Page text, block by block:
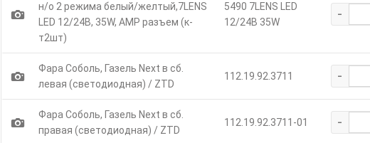
1
н/о 2 режима белый/желтый,7LENS
LED 12/24В, 35W, АМР разъем (к-
т2шт)
5490 7LENS LED
12/24В 35W
-
1
Фара Соболь, Газель Next в сб.
левая (светодиодная) / ZTD
112.19.92.3711 -
1
Фара Соболь, Газель Next в сб.
правая (светодиодная) / ZTD
112.19.92.3711-01 -